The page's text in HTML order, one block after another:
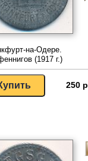
на-Одере.
(1917 г.)
250